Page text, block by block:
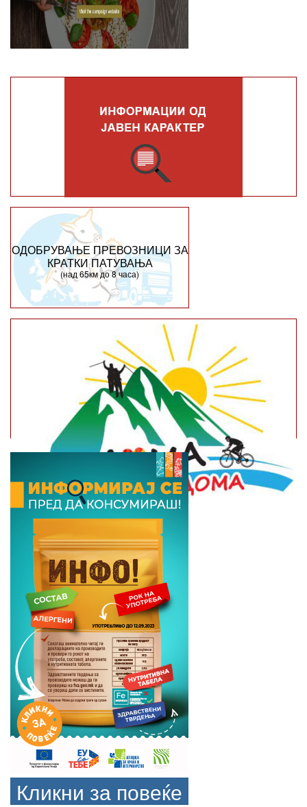
ОДОБРУВАЊЕ ПРЕВОЗНИЦИ ЗА
КРАТКИ ПАТУВАЊА
(над 65км до 8 часа)
Кликни за повеќе